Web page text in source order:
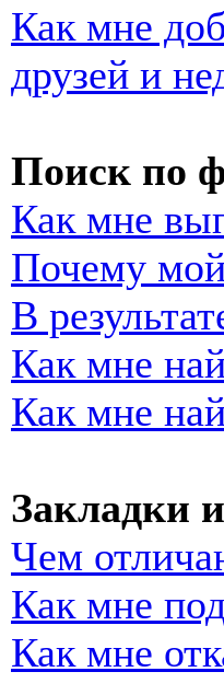
Как мне
друзей и
Поиск по
Как мне
Почему мой
В
Как мне
Как мне
Закладки
Чем
Как мне
Как мне